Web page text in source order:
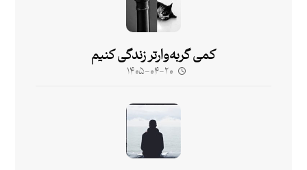
کمی گربه‌وارتر زندگی کنیم
۱۴۰۵-۰۴-۲۰